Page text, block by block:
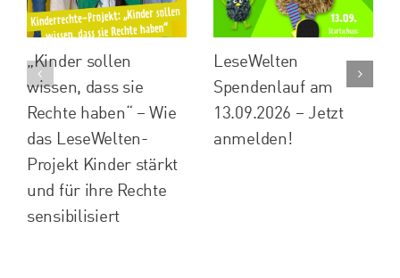
„Kinder sollen
wissen, dass sie
Rechte haben“ – Wie
das LeseWelten-
Projekt Kinder stärkt
und für ihre Rechte
sensibilisiert
LeseWelten
Spendenlauf am
13.09.2026 – Jetzt
anmelden!